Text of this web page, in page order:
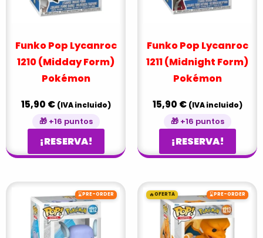
Funko Pop Lycanroc
1210 (Midday Form)
Pokémon
15,90 € (IVA incluido)
🎁 +16 puntos
¡RESERVA!
Funko Pop Lycanroc
1211 (Midnight Form)
Pokémon
15,90 € (IVA incluido)
🎁 +16 puntos
¡RESERVA!
⌛PRE-ORDER 🔥OFERTA ⌛PRE-ORDER
El
precio
original
era:
22,99 €.
El
precio
actual
es:
20,90 €.